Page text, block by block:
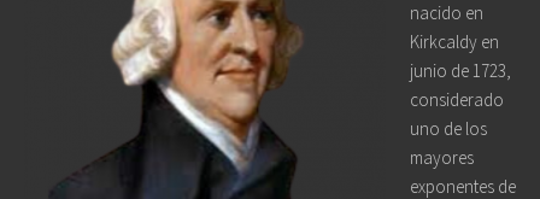
nacido en
Kirkcaldy en
junio de 1723,
considerado
uno de los
mayores
exponentes de